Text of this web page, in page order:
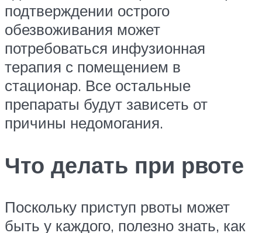
подтверждении острого
обезвоживания может
потребоваться инфузионная
терапия с помещением в
стационар. Все остальные
препараты будут зависеть от
причины недомогания.
Что делать при рвоте
Поскольку приступ рвоты может
быть у каждого, полезно знать, как